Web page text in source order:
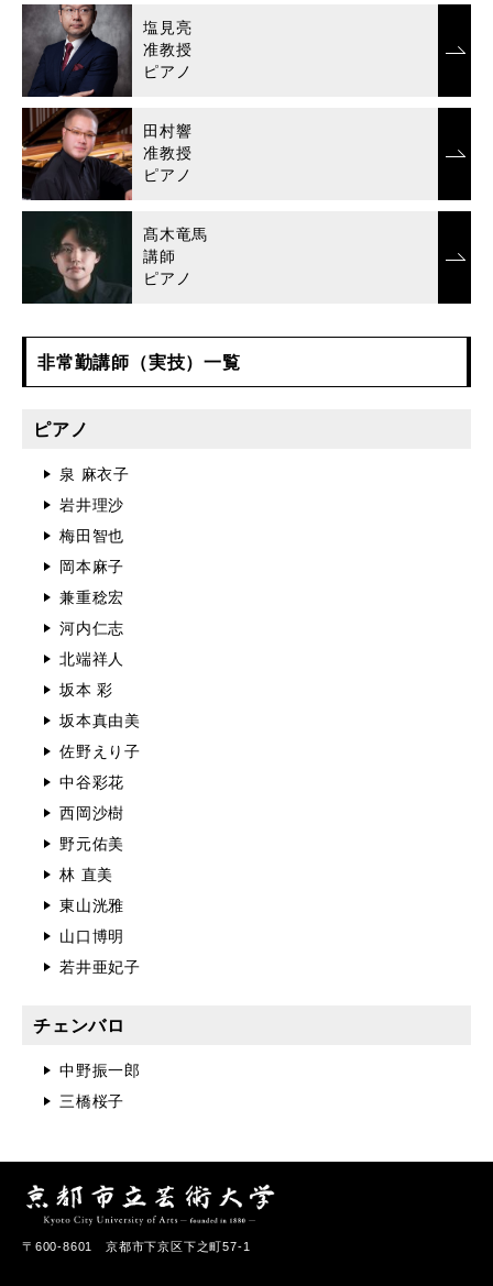
塩見亮
准教授
ピアノ
田村響
准教授
ピアノ
髙木竜馬
講師
ピアノ
非常勤講師（実技）一覧
ピアノ
泉 麻衣子
岩井理沙
梅田智也
岡本麻子
兼重稔宏
河内仁志
北端祥人
坂本 彩
坂本真由美
佐野えり子
中谷彩花
西岡沙樹
野元佑美
林 直美
東山洸雅
山口博明
若井亜妃子
チェンバロ
中野振一郎
三橋桜子
〒600-8601 京都市下京区下之町57-1